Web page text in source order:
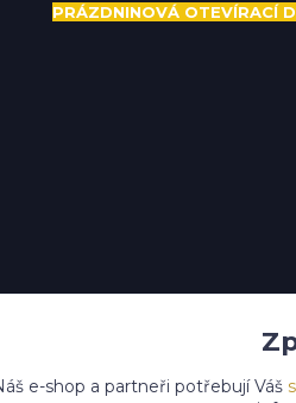
PRÁZDNINOVÁ OTEVÍRACÍ
e-shop a partneři potřebují Váš